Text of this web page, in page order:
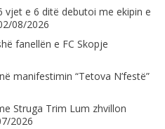
vjet e 6 ditë debutoi me ekipin e
08/2026
fanellën e FC Skopje
manifestimin “Tetova N’festë”
Struga Trim Lum zhvillon
2026